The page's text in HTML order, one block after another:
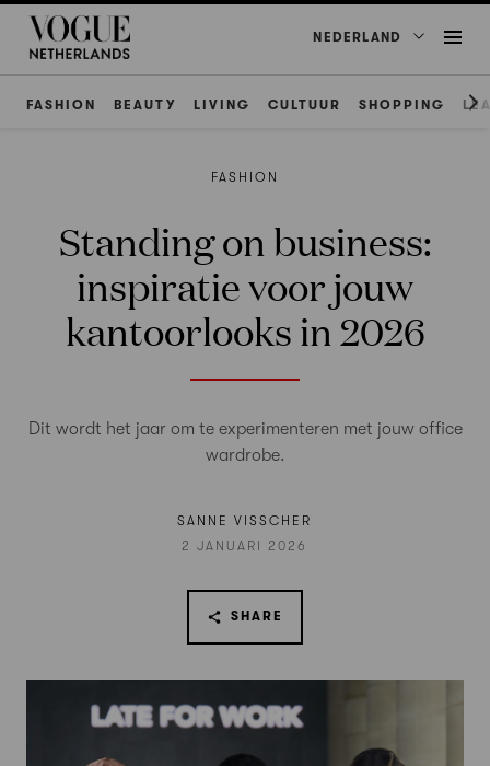
NEDERLAND
FASHION BEAUTY LIVING CULTUUR SHOPPING
FASHION
Standing on business:
inspiratie voor jouw
kantoorlooks in 2026
Dit wordt het jaar om te experimenteren met jouw office
wardrobe.
SANNE VISSCHER
2 JANUARI 2026
SHARE